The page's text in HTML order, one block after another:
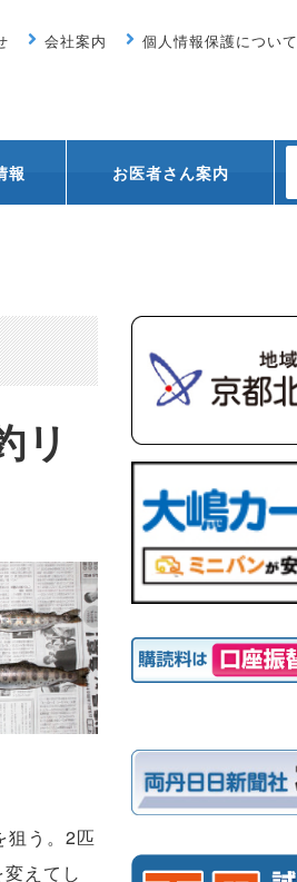
会社案内 個人情報保護について
報 お医者さん案内
リ
狙う。2匹
えてし